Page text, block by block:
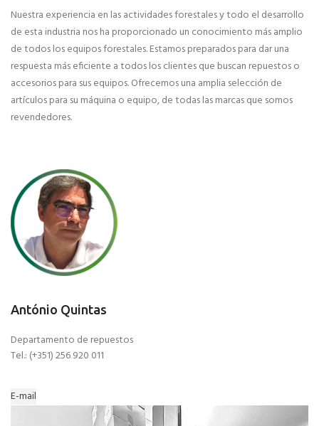
Nuestra experiencia en las actividades forestales y todo el desarrollo
de esta industria nos ha proporcionado un conocimiento más amplio
de todos los equipos forestales. Estamos preparados para dar una
respuesta más eficiente a todos los clientes que buscan repuestos o
accesorios para sus equipos. Ofrecemos una amplia selección de
artículos para su máquina o equipo, de todas las marcas que somos
revendedores.
António Quintas
Departamento de repuestos
Tel.: (+351) 256 920 011
E-mail